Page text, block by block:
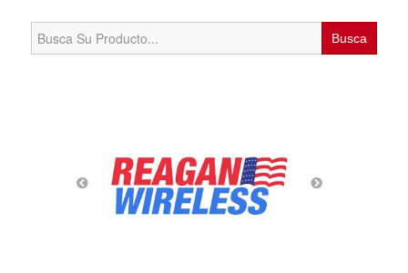
Search
for: